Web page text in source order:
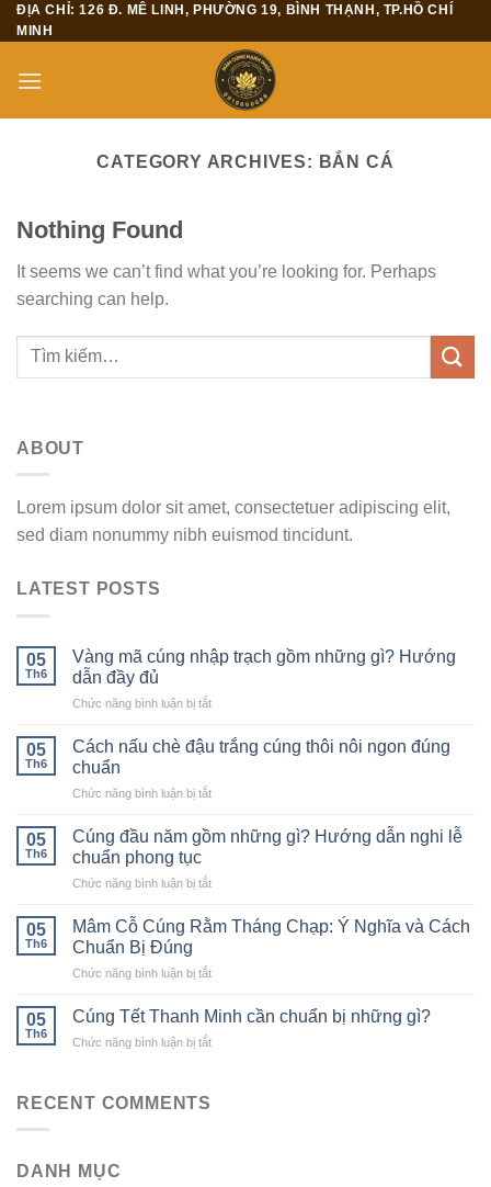
Skip
to
ĐỊA CHỈ: 126 Đ. MÊ LINH, PHƯỜNG 19, BÌNH THẠNH, TP.HỒ CHÍ
MINH
CATEGORY ARCHIVES: BẮN CÁ
Nothing Found
It seems we can’t find what you’re looking for. Perhaps
searching can help.
ABOUT
Lorem ipsum dolor sit amet, consectetuer adipiscing elit,
sed diam nonummy nibh euismod tincidunt.
LATEST POSTS
05
Th6
Vàng mã cúng nhập trạch gồm những gì? Hướng
dẫn đầy đủ
Chức năng bình luận bị tắtở
mã
trạch
những
dẫn
đủ
05
Th6
Cách nấu chè đậu trắng cúng thôi nôi ngon đúng
chuẩn
Chức năng bình luận bị tắtở
trắng
thôi
đúng
05
Th6
Cúng đầu năm gồm những gì? Hướng dẫn nghi lễ
chuẩn phong tục
Chức năng bình luận bị tắtở
những
Hướng
nghi
05
Th6
Mâm Cỗ Cúng Rằm Tháng Chạp: Ý Nghĩa và Cách
Chuẩn Bị Đúng
Chức năng bình luận bị tắtở
Cỗ
Rằm
05
Th6
Cúng Tết Thanh Minh cần chuẩn bị những gì?
Chức năng bình luận bị tắtở
RECENT COMMENTS
DANH MỤC